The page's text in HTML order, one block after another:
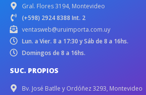
Gral. Flores 3194, Montevideo
(+598) 2924 8388 Int. 2
ventasweb@uruimporta.com.uy
Lun. a Vier. 8 a 17:30 y Sáb de 8 a 16hs.
Domingos de 8 a 16hs.
SUC. PROPIOS
Bv. José Batlle y Ordóñez 3293, Montevideo